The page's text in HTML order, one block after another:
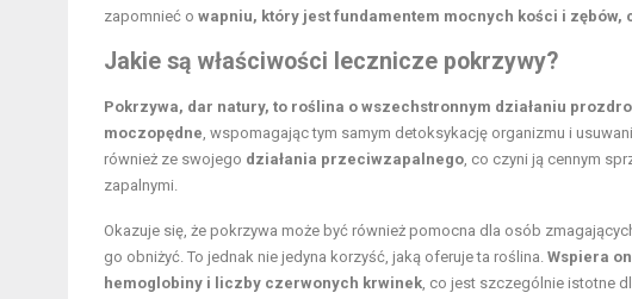
zapomnieć o wapniu, który jest fundamentem mocnych kości i
Jakie są właściwości lecznicze pokrzywy?
Pokrzywa, dar natury, to roślina o wszechstronnym działaniu
moczopędne, wspomagając tym samym detoksykację organizmu i
również ze swojego działania przeciwzapalnego, co czyni ją cennym
zapalnymi.
Okazuje się, że pokrzywa może być również pomocna dla osób
go obniżyć. To jednak nie jedyna korzyść, jaką oferuje ta roślina. Wspiera
hemoglobiny i liczby czerwonych krwinek, co jest szczególnie istotne